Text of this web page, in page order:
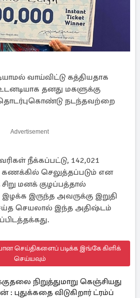
வாய்விட்டு கத்தியதாக
தனது மகளுக்கு
நடந்தவற்றை
Advertisement
நீக்கப்பட்டு, 142,021
செலுத்தப்படும் என
சிறு மனக் குழப்பத்தால்
இருந்த அவருக்கு இறுதி
செயலால் இந்த அதிஷ்டம்
செய்திகளைப் படிக்க இங்கே கிளிக்
செய்யவும்
நிறுத்துமாறு கெஞ்சியது
: புதுக்கதை விடுகிறார் ட்ரம்ப்